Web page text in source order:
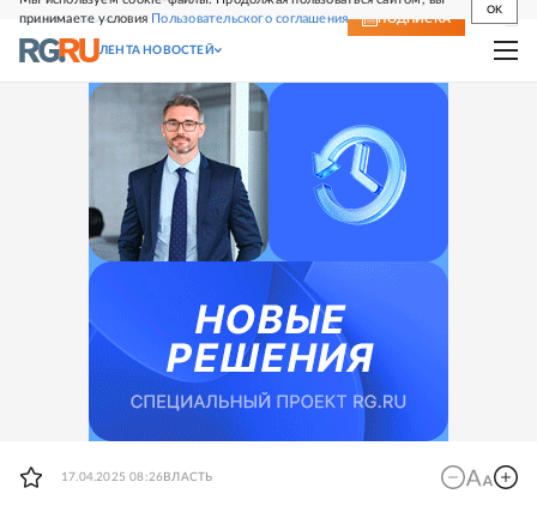
принимаете условия Пользовательского соглашения
OK
СВЕЖИЙ НОМЕР ПОДПИСКА
ЛЕНТА НОВОСТЕЙ
17.04.2025 08:26 ВЛАСТЬ